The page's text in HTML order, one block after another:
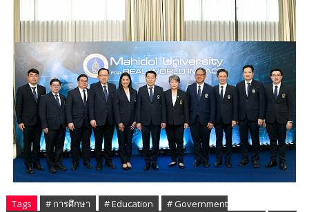
Tags # การศึกษา # Education
# Government